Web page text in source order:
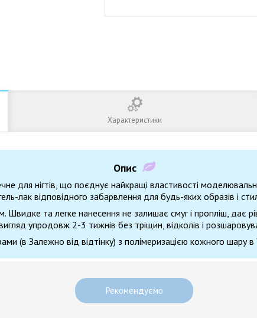
Характеристики
Опис
для нігтів, що поєднує найкращі властивості
лак відповідного забарвлення для будь-яких образів і
та легке нанесення не залишає смуг і пропліш, дає
упродовж 2-3 тижнів без тріщин, відколів і
(в Залежно від відтінку) з полімеризацією кожного
Рекомендуємо